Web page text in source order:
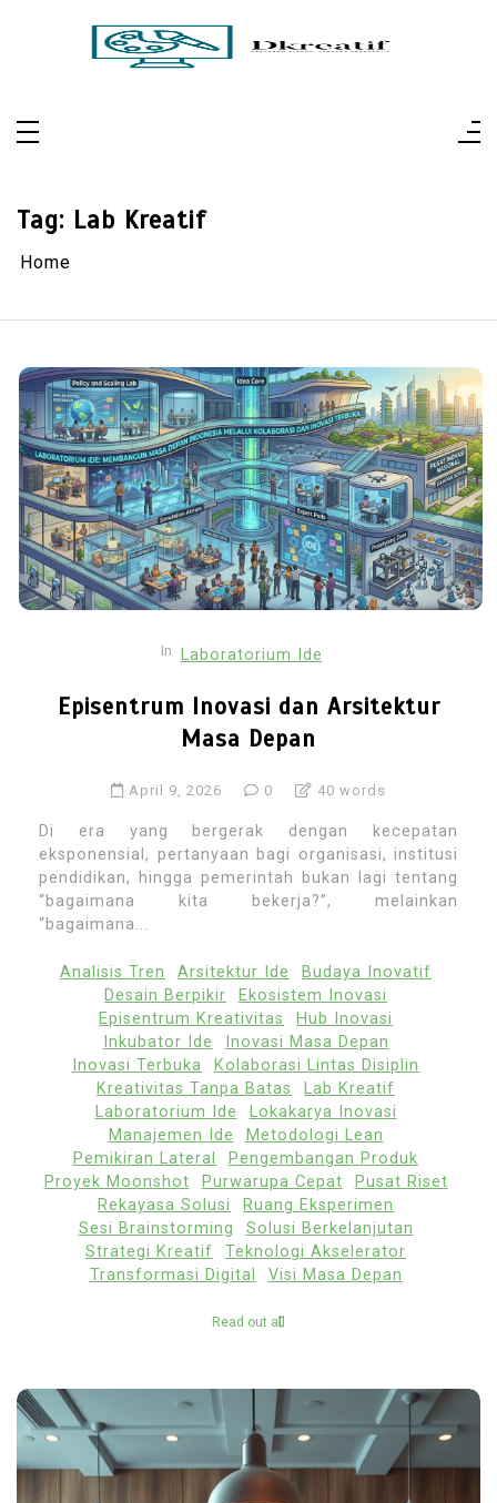
Dkreatif
Tag: Lab Kreatif
Home
In Laboratorium Ide
Episentrum Inovasi dan Arsitektur
Masa Depan
April 9, 2026 0 40 words
Di era yang bergerak dengan kecepatan
eksponensial, pertanyaan bagi organisasi, institusi
pendidikan, hingga pemerintah bukan lagi tentang
“bagaimana kita bekerja?”, melainkan
“bagaimana...
Analisis Tren Arsitektur Ide
Budaya Inovatif
Desain Berpikir
Ekosistem Inovasi
Episentrum Kreativitas
Hub Inovasi
Inkubator Ide
Inovasi Masa Depan
Inovasi Terbuka
Kolaborasi Lintas Disiplin
Kreativitas Tanpa Batas
Lab Kreatif
Laboratorium Ide
Lokakarya Inovasi
Manajemen Ide
Metodologi Lean
Pemikiran Lateral
Pengembangan Produk
Proyek Moonshot
Purwarupa Cepat
Pusat Riset
Rekayasa Solusi
Ruang Eksperimen
Sesi Brainstorming
Solusi Berkelanjutan
Strategi Kreatif
Teknologi Akselerator
Transformasi Digital
Visi Masa Depan
Read out all